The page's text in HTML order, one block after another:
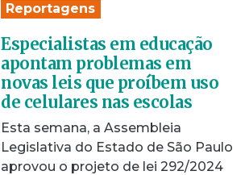
Reportagens
Especialistas em educação
apontam problemas em
novas leis que proíbem uso
de celulares nas escolas
Esta semana, a Assembleia
Legislativa do Estado de São Paulo
aprovou o projeto de lei 292/2024